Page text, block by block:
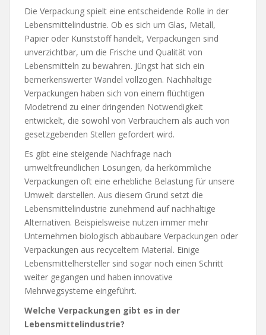
Die Verpackung spielt eine entscheidende Rolle in der
Lebensmittelindustrie. Ob es sich um Glas, Metall,
Papier oder Kunststoff handelt, Verpackungen sind
unverzichtbar, um die Frische und Qualität von
Lebensmitteln zu bewahren. Jüngst hat sich ein
bemerkenswerter Wandel vollzogen. Nachhaltige
Verpackungen haben sich von einem flüchtigen
Modetrend zu einer dringenden Notwendigkeit
entwickelt, die sowohl von Verbrauchern als auch von
gesetzgebenden Stellen gefordert wird.
Es gibt eine steigende Nachfrage nach
umweltfreundlichen Lösungen, da herkömmliche
Verpackungen oft eine erhebliche Belastung für unsere
Umwelt darstellen. Aus diesem Grund setzt die
Lebensmittelindustrie zunehmend auf nachhaltige
Alternativen. Beispielsweise nutzen immer mehr
Unternehmen biologisch abbaubare Verpackungen oder
Verpackungen aus recyceltem Material. Einige
Lebensmittelhersteller sind sogar noch einen Schritt
weiter gegangen und haben innovative
Mehrwegsysteme eingeführt.
Welche Verpackungen gibt es in der
Lebensmittelindustrie?